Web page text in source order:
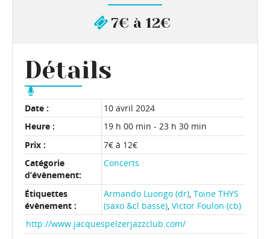
7€ à 12€
Détails
Date :
10 avril 2024
Heure :
19 h 00 min - 23 h 30 min
Prix :
7€ à 12€
Catégorie
d’évènement:
Concerts
Étiquettes
évènement :
Armando Luongo (dr) ,Toine THYS
(saxo &cl basse) ,Victor Foulon (cb)
http://www.jacquespelzerjazzclub.com/